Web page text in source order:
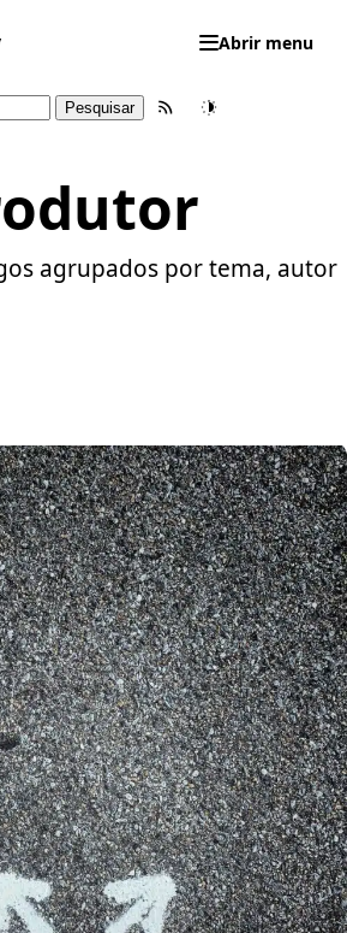
Abrir menu
Feed RSSTema
agrupados por tema, autor